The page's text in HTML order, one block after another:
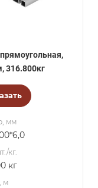
316.800кг
мм
кг.
кг
м